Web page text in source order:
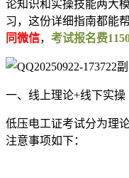
论知识和实操技能两大
习，这份详细指南都能
同微信， 考试报名费
一、线上理论+线下实操
低压电工证考试分为理
注意事项如下：